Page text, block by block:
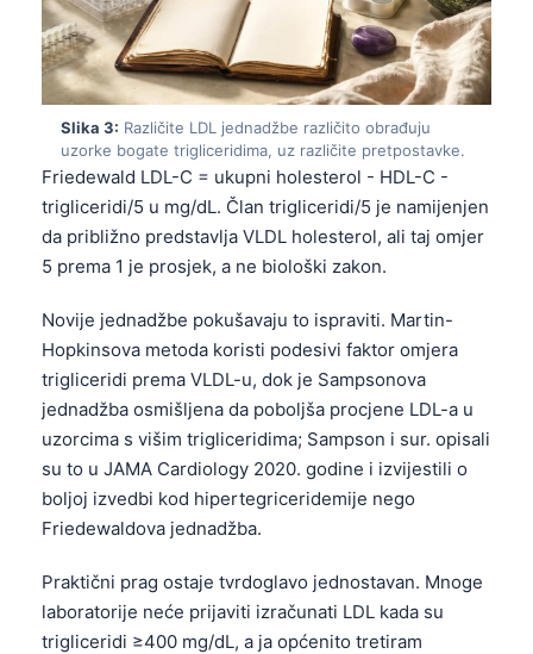
Slika 3: Različite LDL jednadžbe različito obrađuju
uzorke bogate trigliceridima, uz različite pretpostavke.
Friedewald LDL-C = ukupni holesterol - HDL-C -
trigliceridi/5 u mg/dL. Član trigliceridi/5 je namijenjen
da približno predstavlja VLDL holesterol, ali taj omjer
5 prema 1 je prosjek, a ne biološki zakon.
Novije jednadžbe pokušavaju to ispraviti. Martin-
Hopkinsova metoda koristi podesivi faktor omjera
trigliceridi prema VLDL-u, dok je Sampsonova
jednadžba osmišljena da poboljša procjene LDL-a u
uzorcima s višim trigliceridima; Sampson i sur. opisali
su to u JAMA Cardiology 2020. godine i izvijestili o
boljoj izvedbi kod hipertegriceridemije nego
Friedewaldova jednadžba.
Praktični prag ostaje tvrdoglavo jednostavan. Mnoge
laboratorije neće prijaviti izračunati LDL kada su
trigliceridi ≥400 mg/dL, a ja općenito tretiram